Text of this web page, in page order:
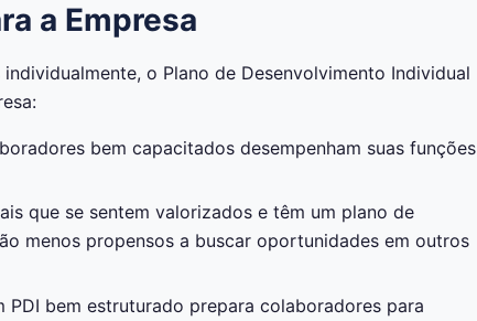
a Empresa
o Plano de Desenvolvimento Individual
bem capacitados desempenham suas funções
que se sentem valorizados e têm um plano de
menos propensos a buscar oportunidades em outros
PDI bem estruturado prepara colaboradores para